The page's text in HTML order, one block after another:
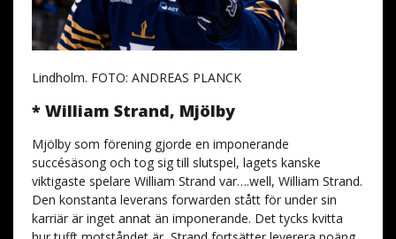
Lindholm. FOTO: ANDREAS PLANCK
* William Strand, Mjölby
Mjölby som förening gjorde en imponerande
succésäsong och tog sig till slutspel, lagets kanske
viktigaste spelare William Strand var….well, William Strand.
Den konstanta leverans forwarden stått för under sin
karriär är inget annat än imponerande. Det tycks kvitta